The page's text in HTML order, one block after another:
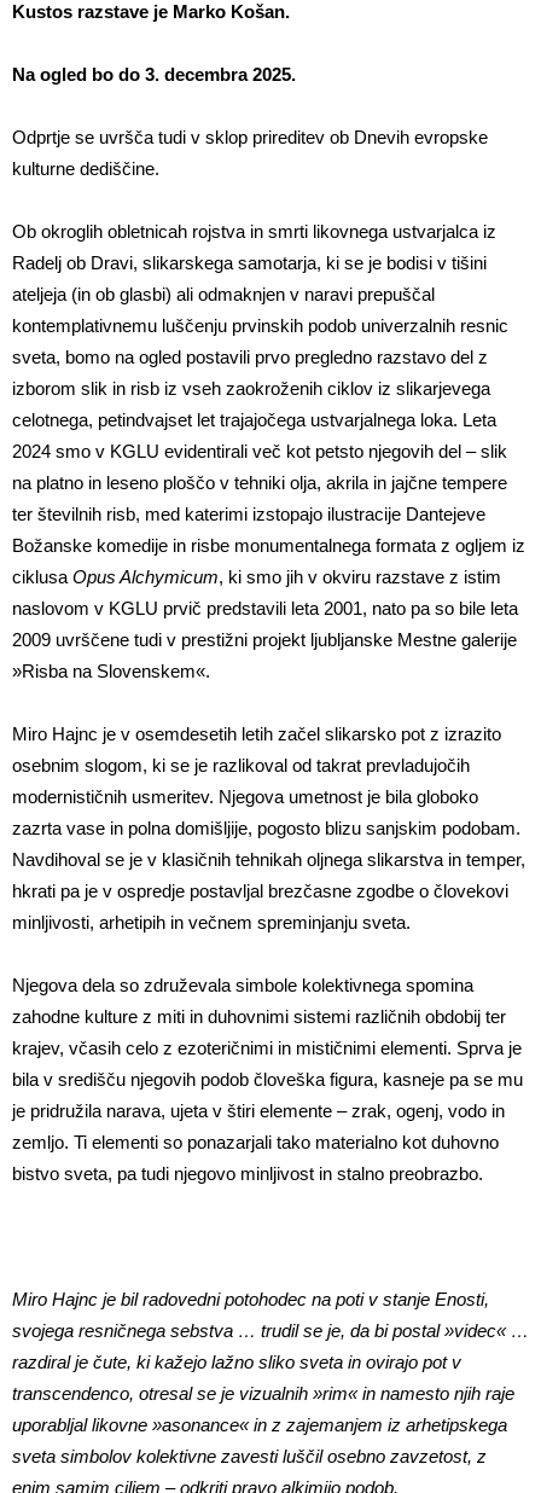
Kustos razstave je Marko Košan.
Na ogled bo do 3. decembra 2025.
Odprtje se uvršča tudi v sklop prireditev ob Dnevih evropske
kulturne dediščine.
Ob okroglih obletnicah rojstva in smrti likovnega ustvarjalca iz
Radelj ob Dravi, slikarskega samotarja, ki se je bodisi v tišini
ateljeja (in ob glasbi) ali odmaknjen v naravi prepuščal
kontemplativnemu luščenju prvinskih podob univerzalnih resnic
sveta, bomo na ogled postavili prvo pregledno razstavo del z
izborom slik in risb iz vseh zaokroženih ciklov iz slikarjevega
celotnega, petindvajset let trajajočega ustvarjalnega loka. Leta
2024 smo v KGLU evidentirali več kot petsto njegovih del – slik
na platno in leseno ploščo v tehniki olja, akrila in jajčne tempere
ter številnih risb, med katerimi izstopajo ilustracije Dantejeve
Božanske komedije in risbe monumentalnega formata z ogljem iz
ciklusa Opus Alchymicum, ki smo jih v okviru razstave z istim
naslovom v KGLU prvič predstavili leta 2001, nato pa so bile leta
2009 uvrščene tudi v prestižni projekt ljubljanske Mestne galerije
»Risba na Slovenskem«.
Miro Hajnc je v osemdesetih letih začel slikarsko pot z izrazito
osebnim slogom, ki se je razlikoval od takrat prevladujočih
modernističnih usmeritev. Njegova umetnost je bila globoko
zazrta vase in polna domišljije, pogosto blizu sanjskim podobam.
Navdihoval se je v klasičnih tehnikah oljnega slikarstva in temper,
hkrati pa je v ospredje postavljal brezčasne zgodbe o človekovi
minljivosti, arhetipih in večnem spreminjanju sveta.
Njegova dela so združevala simbole kolektivnega spomina
zahodne kulture z miti in duhovnimi sistemi različnih obdobij ter
krajev, včasih celo z ezoteričnimi in mističnimi elementi. Sprva je
bila v središču njegovih podob človeška figura, kasneje pa se mu
je pridružila narava, ujeta v štiri elemente – zrak, ogenj, vodo in
zemljo. Ti elementi so ponazarjali tako materialno kot duhovno
bistvo sveta, pa tudi njegovo minljivost in stalno preobrazbo.
Miro Hajnc je bil radovedni potohodec na poti v stanje Enosti,
svojega resničnega sebstva … trudil se je, da bi postal »videc« …
razdiral je čute, ki kažejo lažno sliko sveta in ovirajo pot v
transcendenco, otresal se je vizualnih »rim« in namesto njih raje
uporabljal likovne »asonance« in z zajemanjem iz arhetipskega
sveta simbolov kolektivne zavesti luščil osebno zavzetost, z
enim samim ciljem – odkriti pravo alkimijo podob.